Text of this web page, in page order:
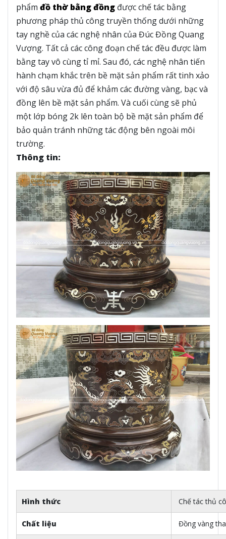
phẩm đồ thờ bằng đồng được chế tác bằng
phương pháp thủ công truyền thống dưới những
tay nghề của các nghệ nhân của Đúc Đồng Quang
Vượng. Tất cả các công đoạn chế tác đều được làm
bằng tay vô cùng tỉ mỉ. Sau đó, các nghệ nhân tiến
hành chạm khắc trên bề mặt sản phẩm rất tinh xảo
với độ sâu vừa đủ để khảm các đường vàng, bạc và
đồng lên bề mặt sản phẩm. Và cuối cùng sẽ phủ
một lớp bóng 2k lên toàn bộ bề mặt sản phẩm để
bảo quản tránh những tác động bên ngoài môi
trường.
Thông tin:
Hình thức Chế tác thủ
Chất liệu Đồng vàng